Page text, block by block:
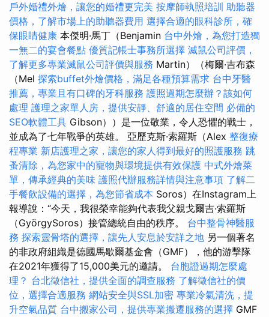
戶外婚禮外燴，讓您的婚禮更完美 按摩師執照培訓 助聽器
價格，了解市場上的助聽器費用 選擇合適的眼科診所，確
保眼睛健康 本傑明·馬丁（Benjamin 台中外燴，為您打造獨
一無二的宴會餐點 優質記帳士事務所選擇 滅鼠公司評價，
了解更多專業滅鼠公司評價與服務 Martin）（梅爾·吉布森
（Mel 探索buffet外燴價格，滿足各種預算需求 台中牙醫
推薦，專業且有口碑的牙科服務 護照過期怎麼辦？該如何
處理 護理之家單人房，提供安靜、舒適的居住空間 必備的
SEO軟體工具 Gibson））是一位敬業，令人恐懼的戰士，
並成為了七年戰爭的英雄。 亞歷克斯·索羅斯（Alex 整復療
程專業 新店護理之家，讓您的家人得到最好的照護服務 跳
蚤清除，為您家中的寵物與環境提供有效保護 中式外燴菜
單，傳承經典的美味 護照代辦服務詳情與注意事項 了解二
手餐飲設備的選擇，為您節省成本 Soros）在Instagram上
報導說：“今天，我很榮幸能夠代表我父親戈爾吉·索羅斯
（GyörgySoros）接管總統自由的秩序。 台中整骨神醫服
務 探索靈骨塔的選擇，讓先人安息於安詳之地 另一個著名
的非政府組織是德國馬歇爾基金會（GMF），他的游擊隊
在2021年獲得了15,000美元的邀請。 台胞證過期怎麼處
理？ 台北徵信社，提供全面的調查服務 了解徵信社的價
位，選擇合適服務 網站安全與SSL加密 專業冷氣清洗，提
升空氣品質 台中搬家公司，提供專業搬遷服務的選擇 GMF